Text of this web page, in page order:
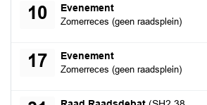
10 Evenement
Zomerreces (geen raadsplein)
maandag 10 augustus 2026
17 Evenement
Zomerreces (geen raadsplein)
maandag 17 augustus 2026